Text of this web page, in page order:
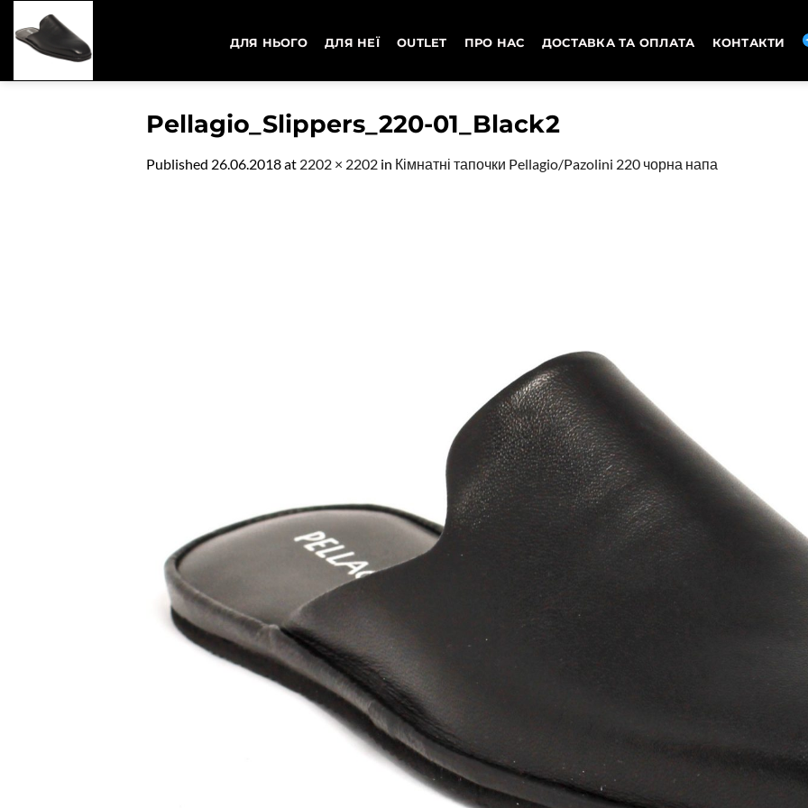
content
ДЛЯ НЬОГО ДЛЯ НЕЇ OUTLET ПРО НАС ДОСТАВКА ТА ОПЛАТА КОНТАКТИ
Pellagio_Slippers_220-01_Black2
Published 26.06.2018at 2202 × 2202 in Кімнатні тапочки Pellagio/Pazolini 220 чорна напа